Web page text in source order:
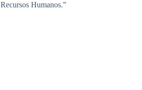
Humanos.”